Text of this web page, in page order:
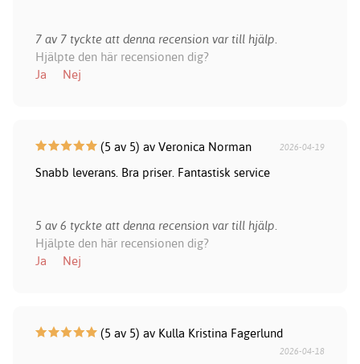
7 av 7 tyckte att denna recension var till hjälp.
Hjälpte den här recensionen dig?
Ja
Nej
(5 av 5) av Veronica Norman 2026-04-19
Snabb leverans. Bra priser. Fantastisk service
5 av 6 tyckte att denna recension var till hjälp.
Hjälpte den här recensionen dig?
Ja
Nej
(5 av 5) av Kulla Kristina Fagerlund
2026-04-18